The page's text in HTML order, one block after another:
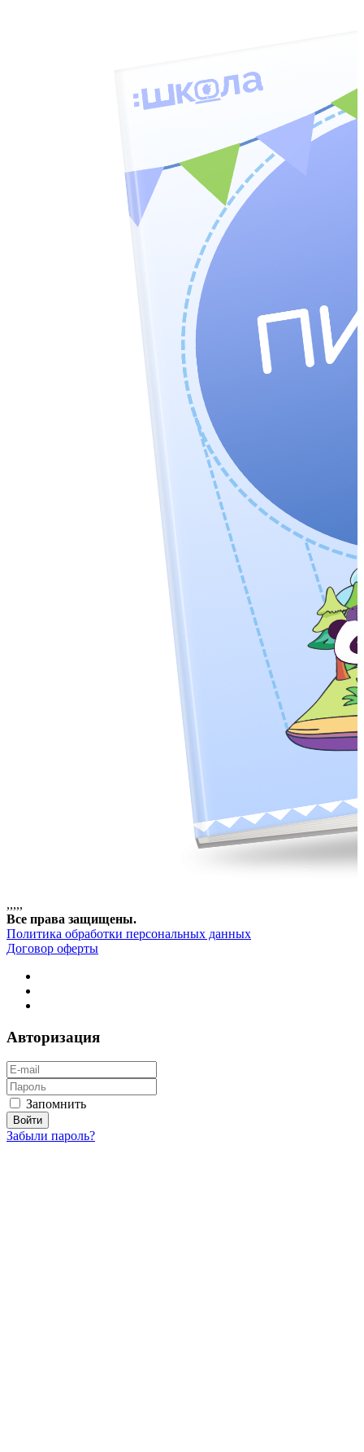
,,,,,
Все права защищены.
Политика обработки персональных данных
Договор оферты
Авторизация
Запомнить
Забыли пароль?